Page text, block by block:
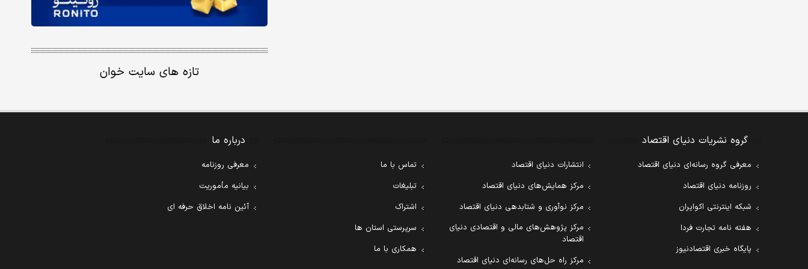
تازه های سایت خوان
گروه نشریات دنیای اقتصاد
معرفی گروه رسانه‌ای دنیای اقتصاد
روزنامه دنیای اقتصاد
شبکه اینترنتی اکوایران
هفته نامه تجارت فردا
پایگاه خبری اقتصادنیوز
انتشارات دنیای اقتصاد
مرکز همایش‌های دنیای اقتصاد
مرکز نوآوری و شتابدهی دنیای اقتصاد
مرکز پژوهش‌های مالی و اقتصادی دنیای
اقتصاد
مرکز راه حل‌های رسانه‌ای دنیای اقتصاد
تماس با ما
تبلیغات
اشتراک
سرپرستی استان ها
همکاری با ما
درباره ما
معرفی روزنامه
بیانیه مأموریت
آئین نامه اخلاق حرفه ای